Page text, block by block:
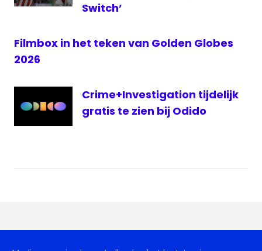
Switch’
Filmbox in het teken van Golden Globes
2026
Crime+Investigation tijdelijk
gratis te zien bij Odido